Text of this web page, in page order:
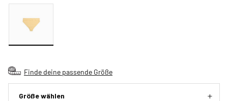
Finde deine passende Größe
Größe wählen